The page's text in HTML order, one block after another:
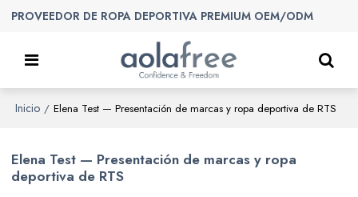
PROVEEDOR DE ROPA DEPORTIVA PREMIUM OEM/ODM
Inicio / Elena Test — Presentación de marcas y ropa deportiva de RTS
Elena Test — Presentación de marcas y ropa
deportiva de RTS